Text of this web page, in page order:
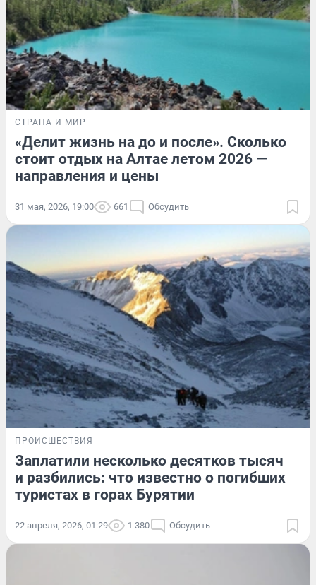
СТРАНА И МИР
«Делит жизнь на до и после». Сколько
стоит отдых на Алтае летом 2026 —
направления и цены
31 мая, 2026, 19:00 661 Обсудить
ПРОИСШЕСТВИЯ
Заплатили несколько десятков тысяч
и разбились: что известно о погибших
туристах в горах Бурятии
22 апреля, 2026, 01:29 1 380 Обсудить